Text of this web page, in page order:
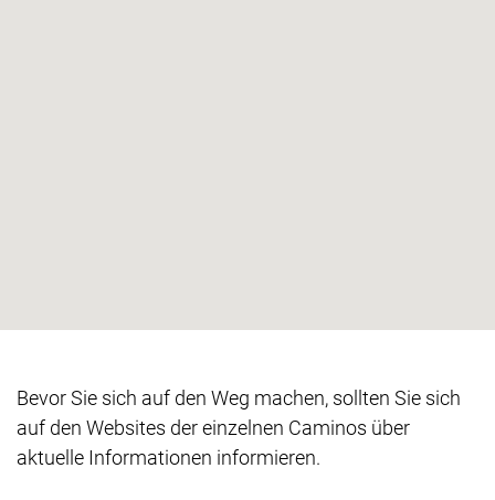
Bevor Sie sich auf den Weg machen, sollten Sie sich
auf den Websites der einzelnen Caminos über
aktuelle Informationen informieren.